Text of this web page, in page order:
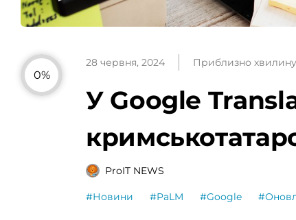
0%
28 червня, 2024 Приблизно хвилину
У Google
ProIT NEWS
#Новини #PaLM #Google